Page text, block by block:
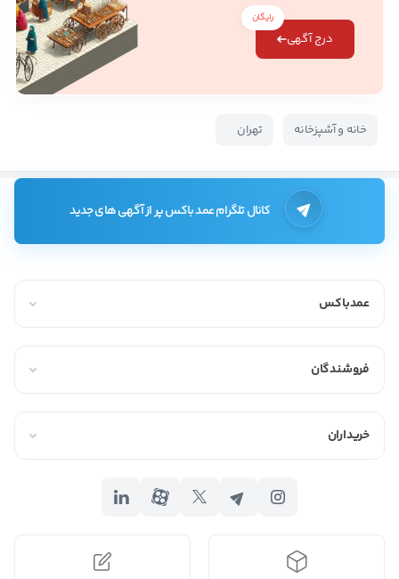
درج آگهی
رایگان
خانه و آشپزخانه تهران
کانال تلگرام عمد باکس پر از آگهی های جدید
عمدباکس
فروشندگان
خریداران